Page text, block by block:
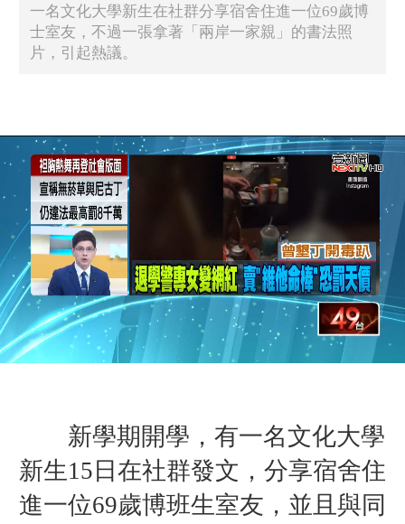
一名文化大學新生在社群分享宿舍住進一位69歲博
士室友，不過一張拿著「兩岸一家親」的書法照
片，引起熱議。
新學期開學，有一名文化大學
新生15日在社群發文，分享宿舍住
進一位69歲博班生室友，並且與同